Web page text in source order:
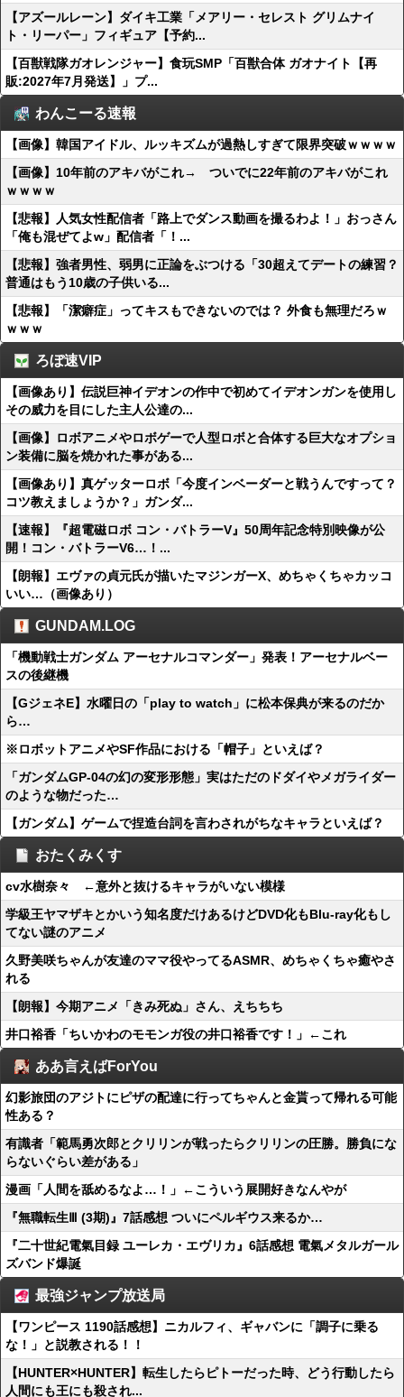
【アズールレーン】ダイキ工業「メアリー・セレスト グリムナイ
ト・リーパー」フィギュア【予約...
【百獣戦隊ガオレンジャー】食玩SMP「百獣合体 ガオナイト【再
販:2027年7月発送】」プ...
わんこーる速報
【画像】韓国アイドル、ルッキズムが過熱しすぎて限界突破ｗｗｗｗ
【画像】10年前のアキバがこれ→ ついでに22年前のアキバがこれ
ｗｗｗｗ
【悲報】人気女性配信者「路上でダンス動画を撮るわよ！」おっさん
「俺も混ぜてよw」配信者「！...
【悲報】強者男性、弱男に正論をぶつける「30超えてデートの練習？
普通はもう10歳の子供いる...
【悲報】「潔癖症」ってキスもできないのでは？ 外食も無理だろｗ
ｗｗｗ
ろぼ速VIP
【画像あり】伝説巨神イデオンの作中で初めてイデオンガンを使用し
その威力を目にした主人公達の...
【画像】ロボアニメやロボゲーで人型ロボと合体する巨大なオプショ
ン装備に脳を焼かれた事がある...
【画像あり】真ゲッターロボ「今度インベーダーと戦うんですって？
コツ教えましょうか？」ガンダ...
【速報】『超電磁ロボ コン・バトラーV』50周年記念特別映像が公
開！コン・バトラーV6…！...
【朗報】エヴァの貞元氏が描いたマジンガーX、めちゃくちゃカッコ
いい…（画像あり）
GUNDAM.LOG
「機動戦士ガンダム アーセナルコマンダー」発表！アーセナルベー
スの後継機
【GジェネE】水曜日の「play to watch」に松本保典が来るのだか
ら…
※ロボットアニメやSF作品における「帽子」といえば？
「ガンダムGP-04の幻の変形形態」実はただのドダイやメガライダー
のような物だった…
【ガンダム】ゲームで捏造台詞を言わされがちなキャラといえば？
おたくみくす
cv水樹奈々 ←意外と抜けるキャラがいない模様
学級王ヤマザキとかいう知名度だけあるけどDVD化もBlu-ray化もし
てない謎のアニメ
久野美咲ちゃんが友達のママ役やってるASMR、めちゃくちゃ癒やさ
れる
【朗報】今期アニメ「きみ死ぬ」さん、えちちち
井口裕香「ちいかわのモモンガ役の井口裕香です！」←これ
ああ言えばForYou
幻影旅団のアジトにピザの配達に行ってちゃんと金貰って帰れる可能
性ある？
有識者「範馬勇次郎とクリリンが戦ったらクリリンの圧勝。勝負にな
らないぐらい差がある」
漫画「人間を舐めるなよ…！」←こういう展開好きなんやが
『無職転生Ⅲ (3期)』7話感想 ついにペルギウス来るか…
『二十世紀電氣目録 ユーレカ・エヴリカ』6話感想 電氣メタルガール
ズバンド爆誕
最強ジャンプ放送局
【ワンピース 1190話感想】ニカルフィ、ギャバンに「調子に乗る
な！」と説教される！！
【HUNTER×HUNTER】転生したらピトーだった時、どう行動したら
人間にも王にも殺され...